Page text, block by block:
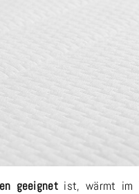
geeignetist, wärmt im